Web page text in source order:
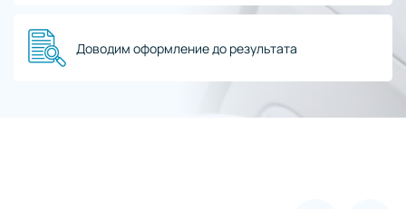
Доводим оформление до результата